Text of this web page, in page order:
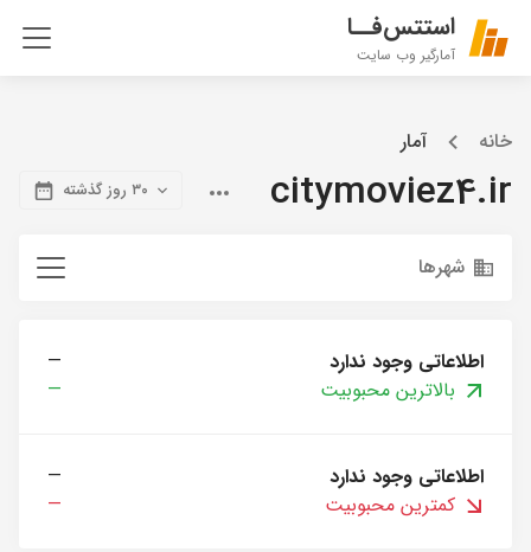
استتس‌فــا
آمارگیر وب سایت
خانه آمار
citymoviez4.ir ۳۰ روز گذشته
شهرها
اطلاعاتی وجود ندارد
—
بالاترین محبوبیت
—
اطلاعاتی وجود ندارد
—
کمترین محبوبیت
—